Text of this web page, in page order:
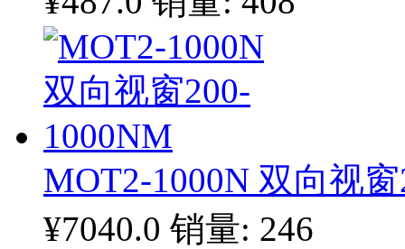
MOT2-1000N 双向视
¥7040.0 销量: 246